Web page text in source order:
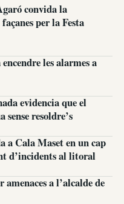
convida la
per la Festa
les alarmes a
evidencia que el
resoldre’s
a Cala Maset en un cap
d’incidents al litoral
a l’alcalde de